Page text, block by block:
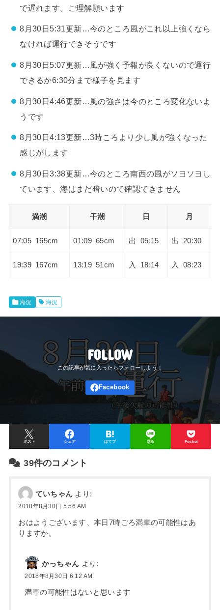
で遅れます。ご理解願います
8月30日5:31更新…今のところ風がこれ以上強くなら
なければ運行できそうです
8月30日5:07更新…風が強く予報が良くないので運行
できるか6:30分まで様子を見ます
8月30日4:46更新…風の強さは今のところ変化ないよ
うです
8月30日4:13更新…3時ころより少し風が強くなった
感じがします
8月30日3:38更新…今のところ南西の風がソヨソヨし
ています、海はまだ暗いので確認できません
満潮 干潮 日 月
07:05 165cm 01:09 65cm 出 05:15 出 20:30
19:39 167cm 13:19 51cm 入 18:14 入 08:23
海況 海況
FOLLOW
ポスト シェア はてブ 送る Pocket
39件のコメント
ていちゃん より:
2018年8月30日 5:56 AM
おはようございます、本日7時ごろ満車の可能性はあ
りますか。
かっちゃん より:
2018年8月30日 6:12 AM
満車の可能性はないと思います